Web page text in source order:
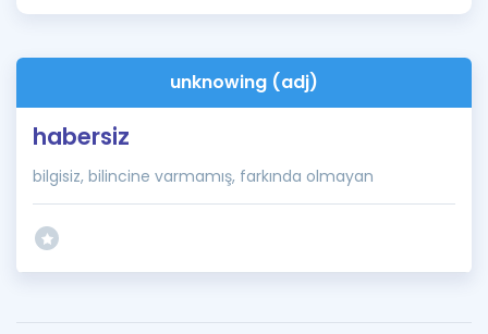
İngilizce Gramerunknowing (adj)
habersiz
bilgisiz, bilincine varmamış, farkında olmayan